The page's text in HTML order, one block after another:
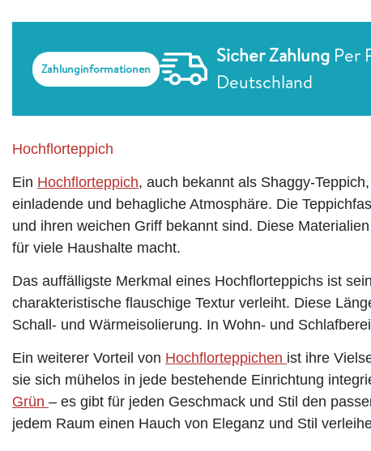
Zahlunginformationen
Sicher ZahlungPer
Deutschland
Hochflorteppich
Ein Hochflorteppich, auch bekannt als Shaggy-
einladende und behagliche Atmosphäre. Die
und ihren weichen Griff bekannt sind. Diese
für viele Haushalte macht.
Das auffälligste Merkmal eines Hochflorteppichs ist
charakteristische flauschige Textur verleiht. Diese
Schall- und Wärmeisolierung. In Wohn- und
Ein weiterer Vorteil von Hochflorteppichen ist ihre
sie sich mühelos in jede bestehende Einrichtung
Grün – es gibt für jeden Geschmack und Stil den
jedem Raum einen Hauch von Eleganz und Stil